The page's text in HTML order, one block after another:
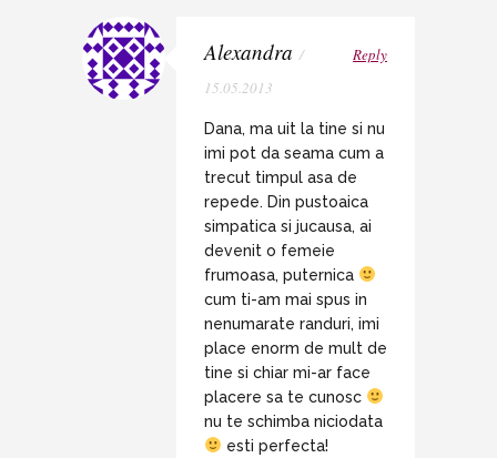
Alexandra /
15.05.2013
Reply
Dana, ma uit la tine si nu
imi pot da seama cum a
trecut timpul asa de
repede. Din pustoaica
simpatica si jucausa, ai
devenit o femeie
frumoasa, puternica
cum ti-am mai spus in
nenumarate randuri, imi
place enorm de mult de
tine si chiar mi-ar face
placere sa te cunosc
nu te schimba niciodata
esti perfecta!